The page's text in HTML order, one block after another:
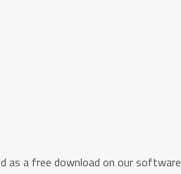
as a free download on our software